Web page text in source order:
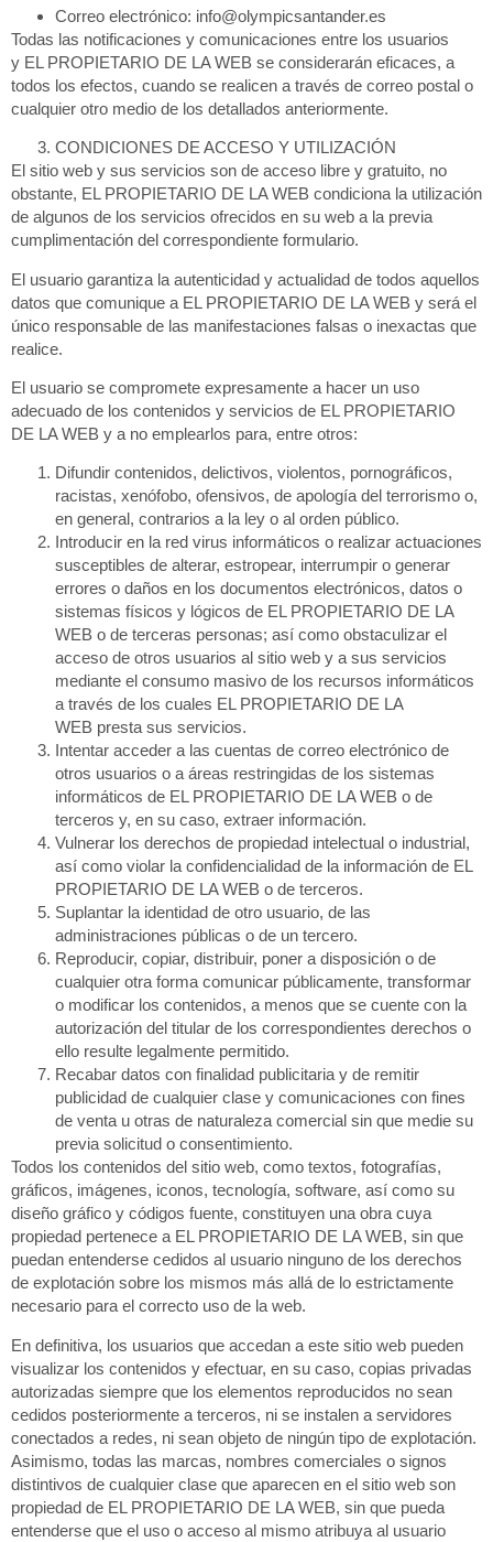
Correo electrónico: info@olympicsantander.es
Todas las notificaciones y comunicaciones entre los usuarios
y EL PROPIETARIO DE LA WEB se considerarán eficaces, a
todos los efectos, cuando se realicen a través de correo postal o
cualquier otro medio de los detallados anteriormente.
CONDICIONES DE ACCESO Y UTILIZACIÓN
El sitio web y sus servicios son de acceso libre y gratuito, no
obstante, EL PROPIETARIO DE LA WEB condiciona la utilización
de algunos de los servicios ofrecidos en su web a la previa
cumplimentación del correspondiente formulario.
El usuario garantiza la autenticidad y actualidad de todos aquellos
datos que comunique a EL PROPIETARIO DE LA WEB y será el
único responsable de las manifestaciones falsas o inexactas que
realice.
El usuario se compromete expresamente a hacer un uso
adecuado de los contenidos y servicios de EL PROPIETARIO
DE LA WEB y a no emplearlos para, entre otros:
Difundir contenidos, delictivos, violentos, pornográficos,
racistas, xenófobo, ofensivos, de apología del terrorismo o,
en general, contrarios a la ley o al orden público.
Introducir en la red virus informáticos o realizar actuaciones
susceptibles de alterar, estropear, interrumpir o generar
errores o daños en los documentos electrónicos, datos o
sistemas físicos y lógicos de EL PROPIETARIO DE LA
WEB o de terceras personas; así como obstaculizar el
acceso de otros usuarios al sitio web y a sus servicios
mediante el consumo masivo de los recursos informáticos
a través de los cuales EL PROPIETARIO DE LA
WEB presta sus servicios.
Intentar acceder a las cuentas de correo electrónico de
otros usuarios o a áreas restringidas de los sistemas
informáticos de EL PROPIETARIO DE LA WEB o de
terceros y, en su caso, extraer información.
Vulnerar los derechos de propiedad intelectual o industrial,
así como violar la confidencialidad de la información de EL
PROPIETARIO DE LA WEB o de terceros.
Suplantar la identidad de otro usuario, de las
administraciones públicas o de un tercero.
Reproducir, copiar, distribuir, poner a disposición o de
cualquier otra forma comunicar públicamente, transformar
o modificar los contenidos, a menos que se cuente con la
autorización del titular de los correspondientes derechos o
ello resulte legalmente permitido.
Recabar datos con finalidad publicitaria y de remitir
publicidad de cualquier clase y comunicaciones con fines
de venta u otras de naturaleza comercial sin que medie su
previa solicitud o consentimiento.
Todos los contenidos del sitio web, como textos, fotografías,
gráficos, imágenes, iconos, tecnología, software, así como su
diseño gráfico y códigos fuente, constituyen una obra cuya
propiedad pertenece a EL PROPIETARIO DE LA WEB, sin que
puedan entenderse cedidos al usuario ninguno de los derechos
de explotación sobre los mismos más allá de lo estrictamente
necesario para el correcto uso de la web.
En definitiva, los usuarios que accedan a este sitio web pueden
visualizar los contenidos y efectuar, en su caso, copias privadas
autorizadas siempre que los elementos reproducidos no sean
cedidos posteriormente a terceros, ni se instalen a servidores
conectados a redes, ni sean objeto de ningún tipo de explotación.
Asimismo, todas las marcas, nombres comerciales o signos
distintivos de cualquier clase que aparecen en el sitio web son
propiedad de EL PROPIETARIO DE LA WEB, sin que pueda
entenderse que el uso o acceso al mismo atribuya al usuario